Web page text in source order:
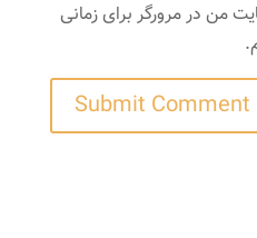
من در مرورگر برای زمانی